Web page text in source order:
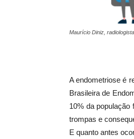
Maurício Diniz,
A endometriose é
Brasileira de
10% da população
trompas e
E quanto antes